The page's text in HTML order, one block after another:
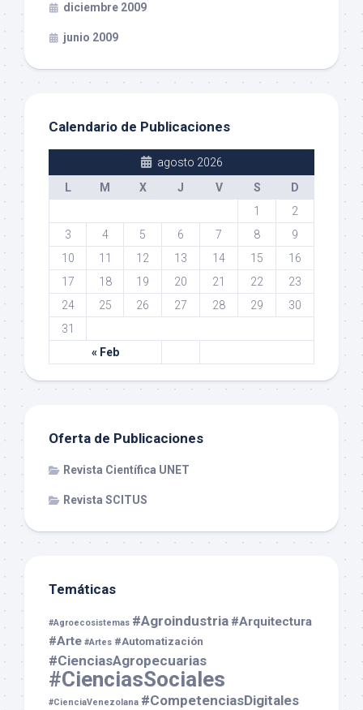
diciembre 2009
junio 2009
Calendario de Publicaciones
agosto 2026
L
M X J V S D
« Feb
1
2
3
4 5 6 7 8
9
10
11 12 13 14 15
16
17
18 19 20 21 22
23
24
25 26 27 28 29
30
31
Oferta de Publicaciones
Revista Científica UNET
Revista SCITUS
Temáticas
#Agroecosistemas #Agroindustria #Arquitectura
#Arte #Artes #Automatización
#CienciasAgropecuarias
#CienciasSociales
#CienciaVenezolana #CompetenciasDigitales